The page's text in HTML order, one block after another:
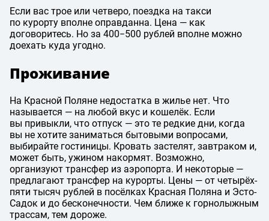
Если вас трое или четверо, поездка на такси
по курорту вполне оправданна. Цена — как
договоритесь. Но за 400−500 рублей вполне можно
доехать куда угодно.
Проживание
На Красной Поляне недостатка в жилье нет. Что
называется — на любой вкус и кошелёк. Если
вы привыкли, что отпуск — это те редкие дни, когда
вы не хотите заниматься бытовыми вопросами,
выбирайте гостиницы. Кровать застелят, завтраком и,
может быть, ужином накормят. Возможно,
организуют трансфер из аэропорта. И некоторые —
предлагают трансфер на курорты. Цены — от четырёх-
пяти тысяч рублей в посёлках Красная Поляна и Эсто-
Садок и до бесконечности. Чем ближе к горнолыжным
трассам, тем дороже.